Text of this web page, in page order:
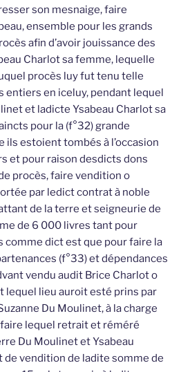
son mesnaige, faire
ensemble pour les grands
afin d’avoir jouissance des
Charlot sa femme, lequelle
procès luy fut tenu telle
entiers en iceluy, pendant lequel
et ladicte Ysabeau Charlot sa
pour la (f°32) grande
ils estoient tombés à l’occasion
et pour raison desdicts dons
procès, faire vendition o
par ledict contrat à noble
de la terre et seigneurie de
de 6 000 livres tant pour
comme dict est que pour faire la
(f°33) et dépendances
vendu audit Brice Charlot o
lequel lieu auroit esté prins par
Du Moulinet, à la charge
lequel retrait et réméré
Du Moulinet et Ysabeau
vendition de ladite somme de